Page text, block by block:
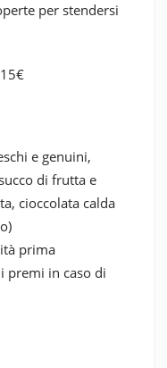
per stendersi
e genuini,
di frutta e
cioccolata calda
prima
premi in caso di